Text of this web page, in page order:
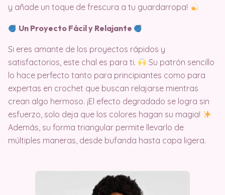
y añade un toque de frescura a tu guardarropa!
Un Proyecto Fácil y Relajante
Si eres amante de los proyectos rápidos y
satisfactorios, este chal es para ti.
Su patrón sencillo
lo hace perfecto tanto para principiantes como para
expertas en crochet que buscan relajarse mientras
crean algo hermoso. ¡El efecto degradado se logra sin
esfuerzo, solo deja que los colores hagan su magia!
Además, su forma triangular permite llevarlo de
múltiples maneras, desde bufanda hasta capa ligera.